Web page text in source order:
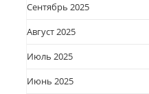
Сентябрь 2025
Август 2025
Июль 2025
Июнь 2025